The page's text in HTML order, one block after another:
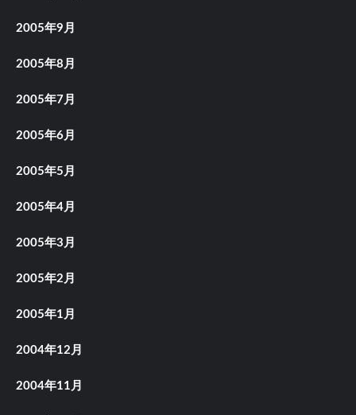
2005年9月
2005年8月
2005年7月
2005年6月
2005年5月
2005年4月
2005年3月
2005年2月
2005年1月
2004年12月
2004年11月